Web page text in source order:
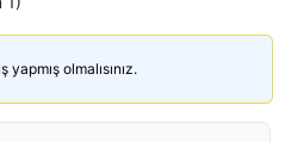
olmalısınız.